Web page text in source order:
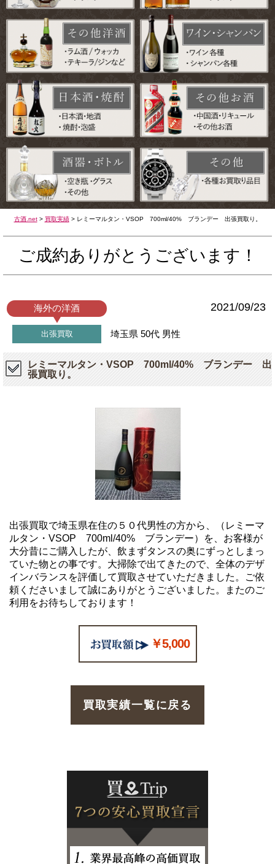
古酒.net> 買取実績> レミーマルタン・VSOP 700ml/40% ブランデー 出張買取り。
ご成約ありがとうございます！
海外の洋酒 2021/09/23
出張買取 埼玉県 50代 男性
レミーマルタン・VSOP 700ml/40% ブランデー 出
張買取り。
出張買取で埼玉県在住の５０代男性の方から、（レミーマ
ルタン・VSOP 700ml/40% ブランデー）を、お客様が
大分昔にご購入したが、飲まずタンスの奥にずっとしまっ
ていた物との事です。大掃除で出てきたので、全体のデザ
インバランスを評価して買取させていただきました。ご依
頼くださいまして誠にありがとうございました。またのご
利用をお待ちしております！
￥5,000
買取実績一覧に戻る